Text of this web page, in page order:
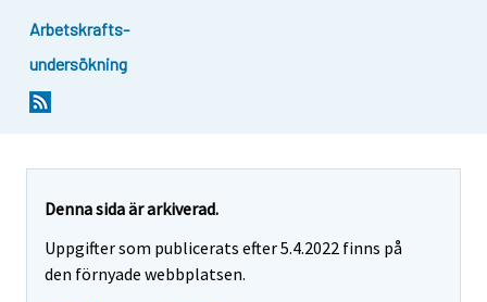
Arbetskrafts-
undersökning
Denna sida är arkiverad.
Uppgifter som publicerats efter 5.4.2022 finns på
den förnyade webbplatsen.